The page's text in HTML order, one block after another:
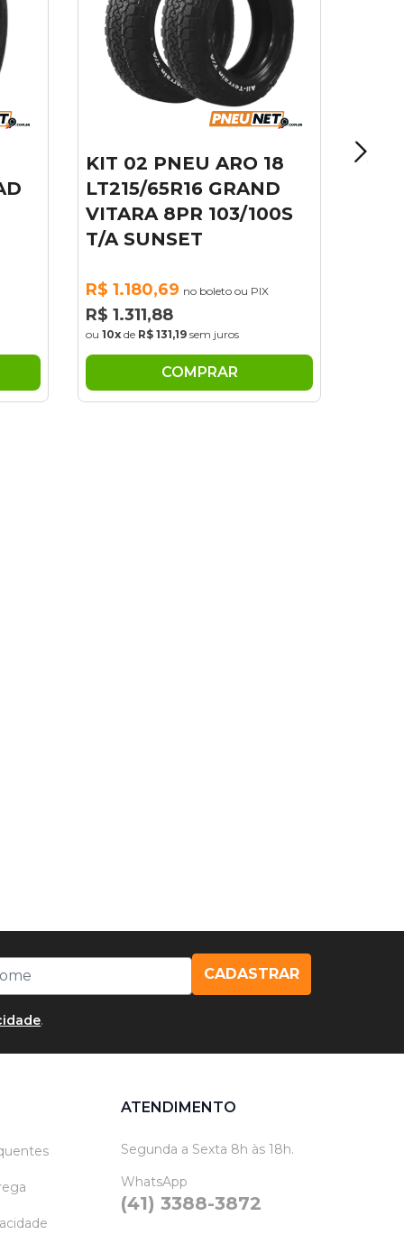
SUNSET
R$ 1.180,69 no boleto ou PIX
R$ 1.311,88
R$ 131,19 sem juros
COMPRAR
CADASTRAR
.
ATENDIMENTO
Segunda a Sexta 8h às 18h.
WhatsApp
(41) 3388-3872